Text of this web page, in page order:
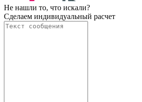
Не нашли то, что искали?
Сделаем индивидуальный расчет